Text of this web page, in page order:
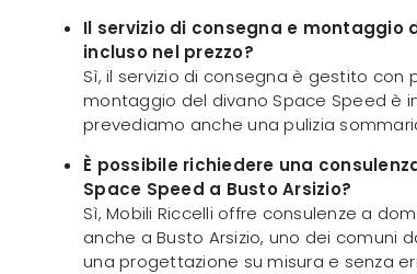
Il servizio di consegna e montaggio
incluso nel prezzo?
Sì, il servizio di consegna è gestito con
montaggio del divano Space Speed è
prevediamo anche una pulizia
È possibile richiedere una
Space Speed a Busto Arsizio?
Sì, Mobili Riccelli offre consulenze a
anche a Busto Arsizio, uno dei comuni
una progettazione su misura e senza